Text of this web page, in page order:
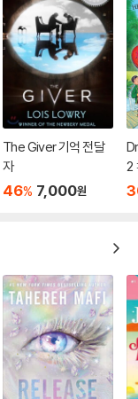
The Giver 기억 전달
자
46% 7,000원
2